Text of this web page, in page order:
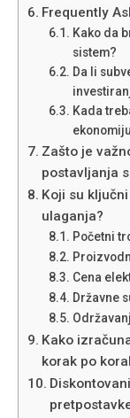
Frequently
Kako da
sistem?
Da li
Kada
Zašto je
postavljanja
Koji su
ulaganja?
Početni
Cena
Državne
Kako
korak po